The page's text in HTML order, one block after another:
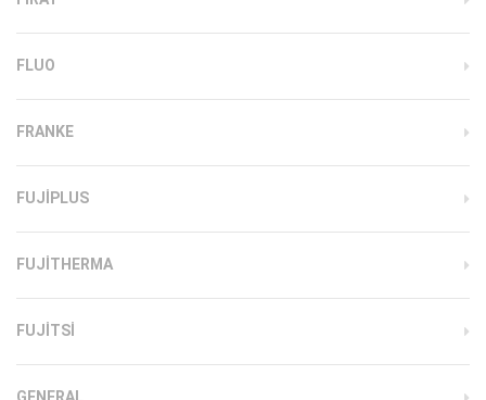
FLUO
FRANKE
FUJIPLUS
FUJITHERMA
FUJITSI
GENERAL